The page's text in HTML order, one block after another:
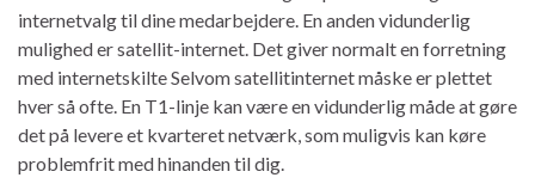
internetvalg til dine medarbejdere. En anden vidunderlig
mulighed er satellit-internet. Det giver normalt en forretning
med internetskilte Selvom satellitinternet måske er plettet
hver så ofte. En T1-linje kan være en vidunderlig måde at gøre
det på levere et kvarteret netværk, som muligvis kan køre
problemfrit med hinanden til dig.